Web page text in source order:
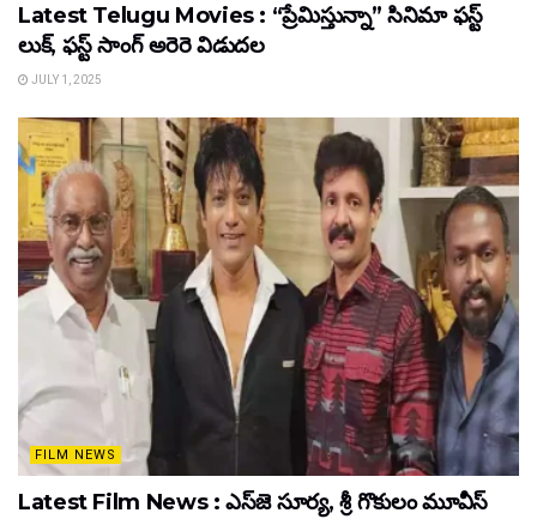
Latest Telugu Movies : “ప్రేమిస్తున్నా” సినిమా ఫస్ట్
లుక్, ఫస్ట్ సాంగ్ అరెరె విడుదల
JULY 1, 2025
FILM NEWS
Latest Film News : ఎస్‌జె సూర్య, శ్రీ గొకులం మూవీస్‌